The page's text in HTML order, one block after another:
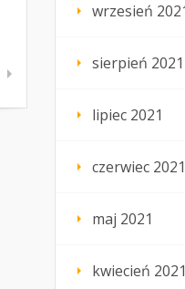
wrzesień
sierpień 2021
lipiec 2021
czerwiec 2021
maj 2021
kwiecień 2021